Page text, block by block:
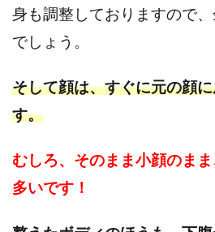
身も調整しておりますので
でしょう。
そして顔は、すぐに元の顔
す。
むしろ、そのまま小顔のま
多いです！